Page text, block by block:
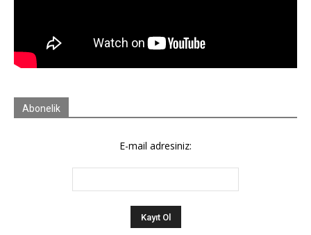
Abonelik
E-mail adresiniz: